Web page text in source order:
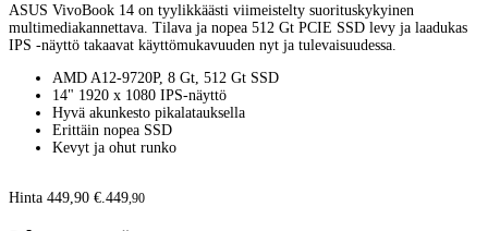
ASUS VivoBook 14 on tyylikkäästi viimeistelty suorituskykyinen
multimediakannettava. Tilava ja nopea 512 Gt PCIE SSD levy ja laadukas
IPS -näyttö takaavat käyttömukavuuden nyt ja tulevaisuudessa.
AMD A12-9720P, 8 Gt, 512 Gt SSD
14" 1920 x 1080 IPS-näyttö
Hyvä akunkesto pikalatauksella
Erittäin nopea SSD
Kevyt ja ohut runko
Hinta 449,90 €. 449,90